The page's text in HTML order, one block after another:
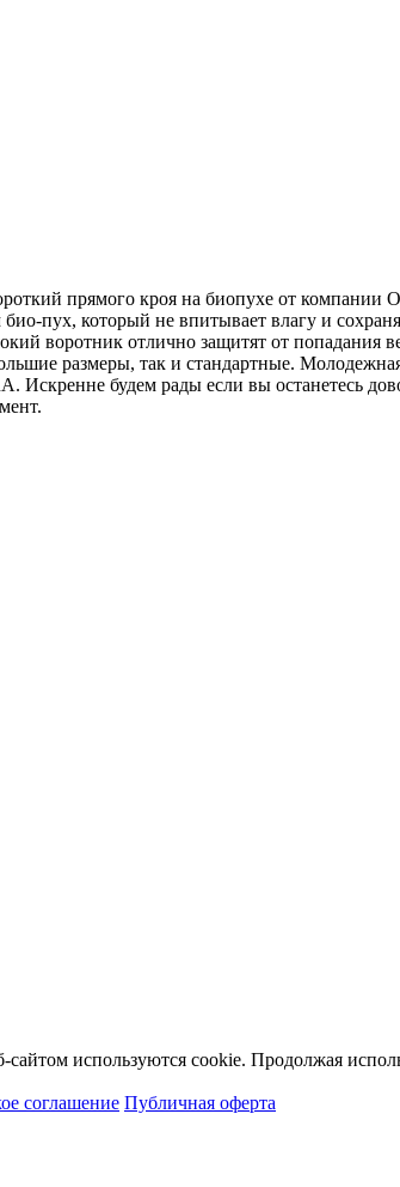
прямого кроя на биопухе от
пух, который не впитывает влагу и
воротник отлично защитят от
размеры, так и стандартные.
будем рады если вы останетесь
используются cookie. Продолжая
соглашение Публичная оферта